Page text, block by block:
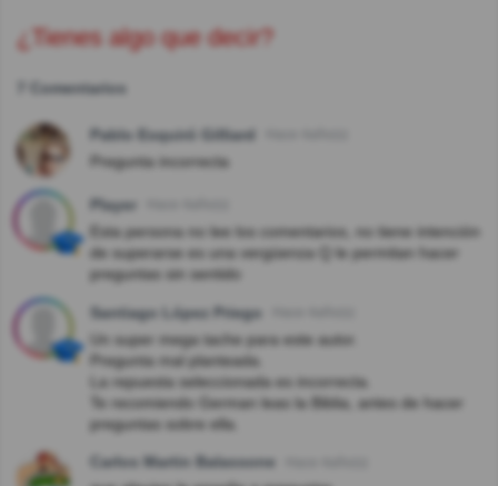
¿Tienes algo que decir?
7 Comentarios
Pablo Esquiró Gilliard
Pregunta incorrecta
Player
Esta persona no lee los comentarios, no tiene intención
de superarse es una vergüenza Q le permitan hacer
preguntas sin sentido
Santiago López Priego
Un super mega tache para este autor.
Pregunta mal planteada.
La repuesta seleccionada es incorrecta.
Te recomiendo German leas la Biblia, antes de hacer
preguntas sobre ella.
Carlos Martin Balassone